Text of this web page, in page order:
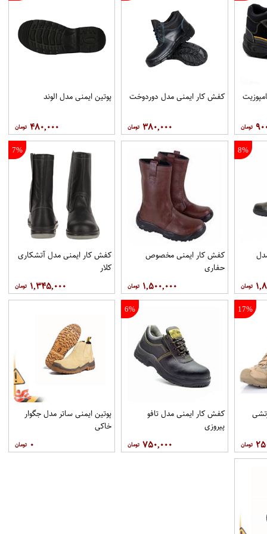
کفش کار ایمنی مدل دوردوخت
۳۸۰,۰۰۰
پوتين ايمنی مدل الوند
۴۸۰,۰۰۰
8%
کفش کار ایمنی مخصوص
حفاری
۱,۵۰۰,۰۰۰
7%
کفش کار ایمنی مدل آتشکاری
کلار
۱,۳۴۵,۰۰۰
17%
6%
کفش کار ایمنی مدل تافو
پیروزی
۷۵۰,۰۰۰
پوتین ایمنی ساتر مدل جگوار
خاکی
۰